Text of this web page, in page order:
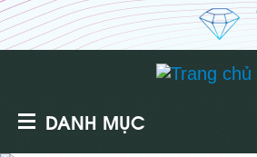
DANH MỤC